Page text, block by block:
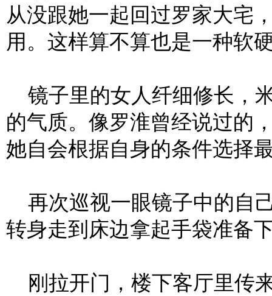
从没跟她一起回过罗家大宅
用。这样算不算也是一种软
镜子里的女人纤细修长，
的气质。像罗淮曾经说过的
她自会根据自身的条件选择
再次巡视一眼镜子中的自
转身走到床边拿起手袋准备
刚拉开门，楼下客厅里传